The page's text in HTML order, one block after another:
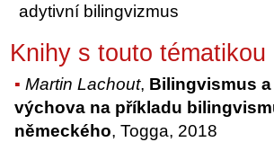
adytivní bilingvizmus
Knihy s touto tématikou
Martin Lachout, Bilingvismus
výchova na příkladu
německého, Togga, 2018